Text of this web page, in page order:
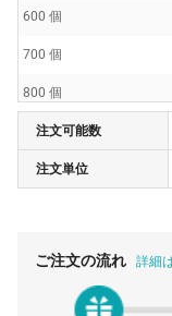
600 個
700 個
800 個
900 個
1000 個
注文可能数
注文単位
ご注文の流れ 詳細